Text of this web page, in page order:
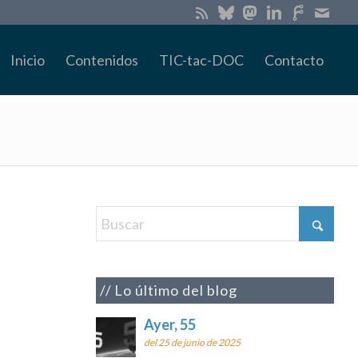
Inicio Contenidos TIC-tac-DOC Contacto
Lo último del blog
Ayer, 55
del 25 de junio de 2025